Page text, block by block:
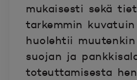
mukaisesti sekä
tarkemmin
huolehtii
suojan ja
toteuttamisesta